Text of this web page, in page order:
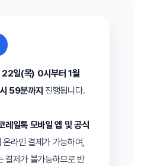
22일(목) 0시부터 1월
59분까지 진행됩니다.
레일톡 모바일 앱 및 공식
온라인 결제가 가능하며,
결제가 불가능하므로 반